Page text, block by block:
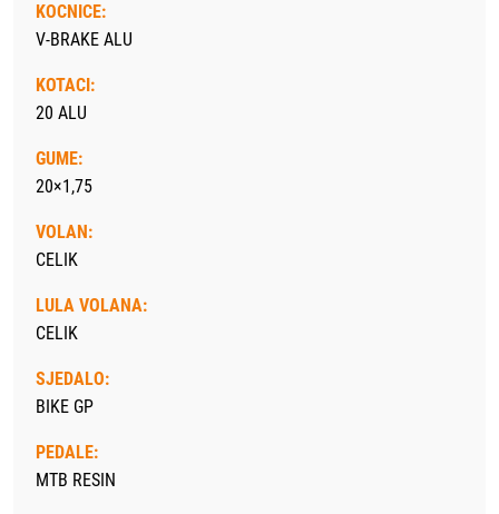
KOCNICE:
V-BRAKE ALU
KOTACI:
20 ALU
GUME:
20×1,75
VOLAN:
CELIK
LULA VOLANA:
CELIK
SJEDALO:
BIKE GP
PEDALE:
MTB RESIN